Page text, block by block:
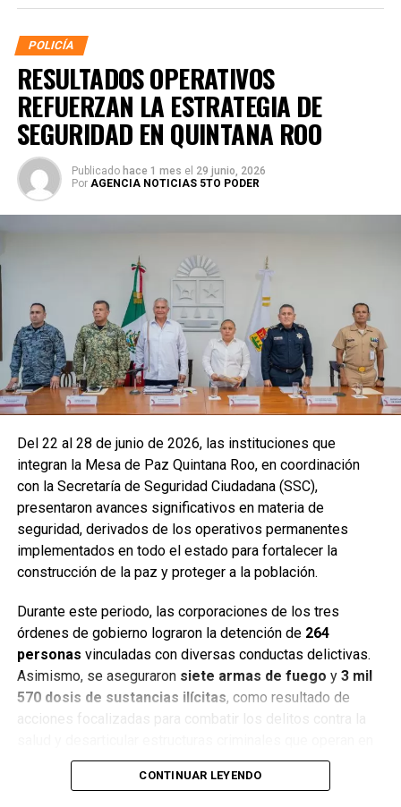
POLICÍA
RESULTADOS OPERATIVOS
REFUERZAN LA ESTRATEGIA DE
SEGURIDAD EN QUINTANA ROO
Publicado hace 1 mes el 29 junio, 2026
Por AGENCIA NOTICIAS 5TO PODER
Del 22 al 28 de junio de 2026, las instituciones que
integran la Mesa de Paz Quintana Roo, en coordinación
con la Secretaría de Seguridad Ciudadana (SSC),
presentaron avances significativos en materia de
seguridad, derivados de los operativos permanentes
implementados en todo el estado para fortalecer la
construcción de la paz y proteger a la población.
Durante este periodo, las corporaciones de los tres
órdenes de gobierno lograron la detención de 264
personas vinculadas con diversas conductas delictivas.
Asimismo, se aseguraron siete armas de fuego y 3 mil
570 dosis de sustancias ilícitas, como resultado de
acciones focalizadas para combatir los delitos contra la
distintos municipios.
CONTINUAR LEYENDO